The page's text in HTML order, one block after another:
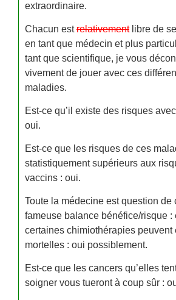
extraordinaire.
Chacun estrelativementlibre de
en tant que médecin et plus
tant que scientifique, je vous
vivement de jouer avec ces
maladies.
Est-ce qu’il existe des risques
oui.
Est-ce que les risques de ces
statistiquement supérieurs aux
vaccins : oui.
Toute la médecine est question de
fameuse balance bénéfice/risque :
certaines chimiothérapies peuvent
mortelles : oui possiblement.
Est-ce que les cancers qu’elles
soigner vous tueront à coup sûr :